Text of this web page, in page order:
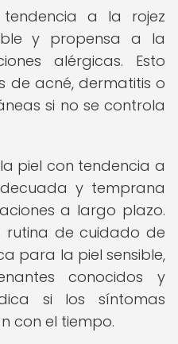
a la rojez
y propensa a la
alérgicas. Esto
de acné, dermatitis o
si no se controla
piel con tendencia a
y temprana
a largo plazo.
rutina de cuidado de
para la piel sensible,
conocidos y
si los síntomas
con el tiempo.